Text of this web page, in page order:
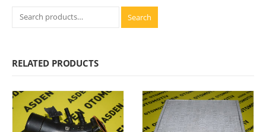
Search
RELATED PRODUCTS